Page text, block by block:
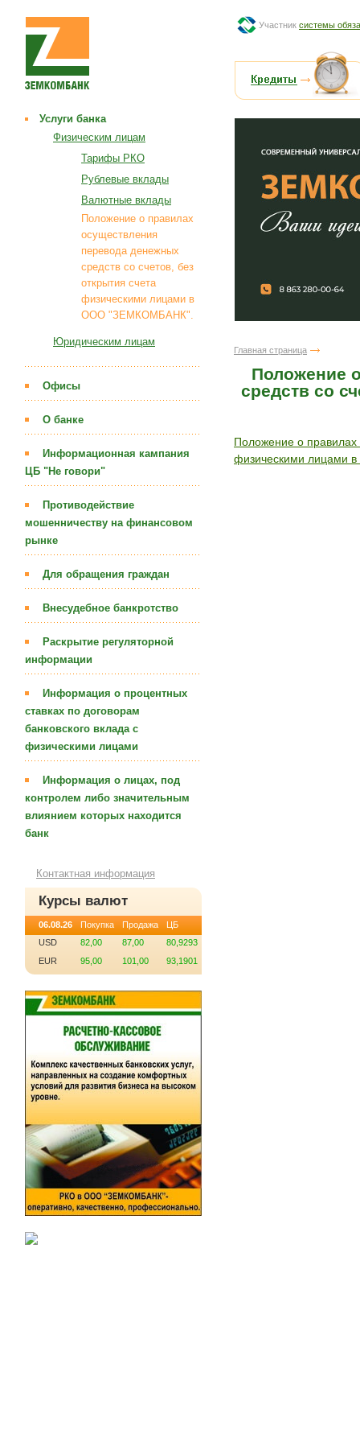
Участник системы
Услуги банка
Физическим лицам
Тарифы РКО
Рублевые вклады
Валютные вклады
Положение о правилах
осуществления
перевода денежных
средств со счетов, без
открытия счета
физическими лицами в
ООО "ЗЕМКОМБАНК".
Юридическим лицам
Офисы
О банке
Информационная кампания
ЦБ "Не говори"
Противодействие
мошенничеству на финансовом
рынке
Для обращения граждан
Внесудебное банкротство
Раскрытие регуляторной
информации
Информация о процентных
ставках по договорам
банковского вклада с
физическими лицами
Информация о лицах, под
контролем либо значительным
влиянием которых находится
банк
Контактная информация
Курсы валют
06.08.26 Покупка Продажа
ЦБ
USD
82,00 87,00
80,9293
EUR
95,00 101,00 93,1901
Главная страница
Положение
средств со
Положение о правилах
физическими